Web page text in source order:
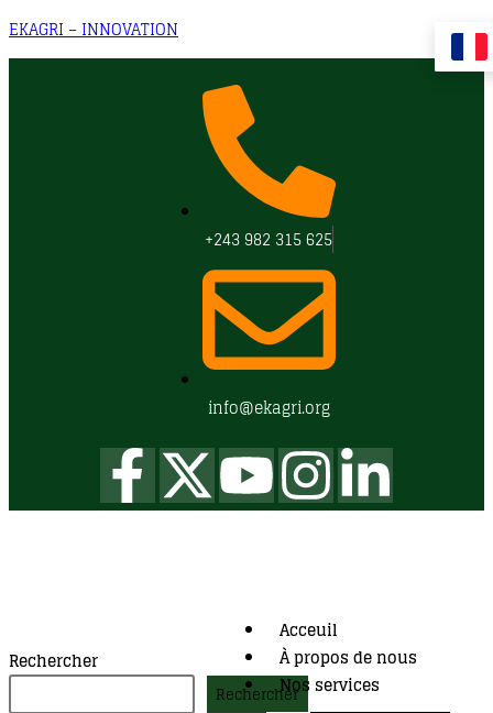
EKAGRI – INNOVATION
+243 982 315 625
info@ekagri.org
Acceuil
À propos de nous
Nos services
Rechercher
Rechercher